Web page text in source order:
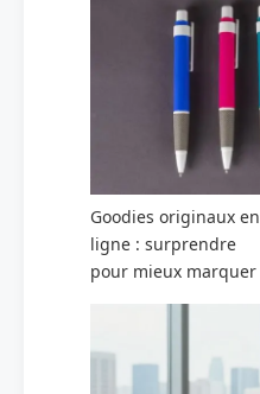
Goodies originaux en
ligne : surprendre
pour mieux marquer